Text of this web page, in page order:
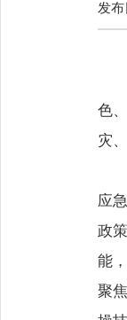
发布
色
灾
应
政
能
聚